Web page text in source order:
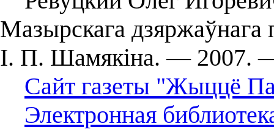
Мазырскага дзяржаўнага
І. П. Шамякіна. —
Сайт газеты "Жыццё
Электронная